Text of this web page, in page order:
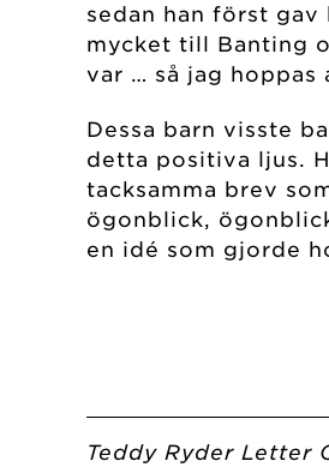
sedan han först
mycket till Banting
var … så jag hoppas
Dessa barn visste
detta positiva ljus.
tacksamma brev
ögonblick,
en idé som gjorde
Teddy Ryder Letter